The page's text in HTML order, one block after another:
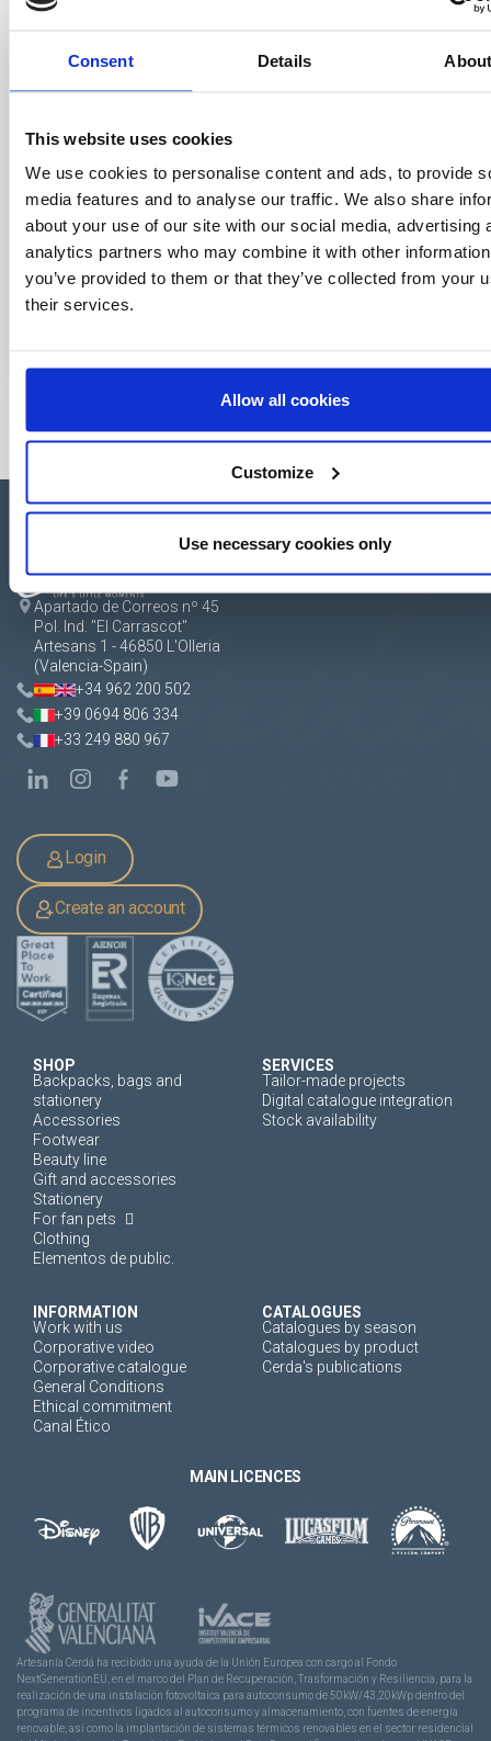
Consent Details About
This website uses cookies
We use cookies to personalise content and ads, to provide
media features and to analyse our traffic. We also share
about your use of our site with our social media, advertising
analytics partners who may combine it with other
you’ve provided to them or that they’ve collected from your
their services.
Allow all cookies
Customize
Use necessary cookies only
Apartado de Correos nº 45
Pol. Ind. "El Carrascot"
Artesans 1 - 46850 L'Olleria
(Valencia-Spain)
+34 962 200 502
+39 0694 806 334
+33 249 880 967
Login
Create an account
SHOP
Backpacks, bags and
stationery
Accessories
Footwear
Beauty line
Gift and accessories
Stationery
For fan pets
Clothing
Elementos de public.
SERVICES
Tailor-made projects
Digital catalogue integration
Stock availability
INFORMATION
Work with us
Corporative video
Corporative catalogue
General Conditions
Ethical commitment
Canal Ético
CATALOGUES
Catalogues by season
Catalogues by product
Cerda's publications
MAIN LICENCES
Artesanía Cerdá ha recibido una ayuda de la Unión Europea con cargo al Fondo
NextGenerationEU, en el marco del Plan de Recuperación, Trasformación y Resiliencia, para la
realización de una instalación fotovoltaica para autoconsumo de 50kW/43,20kWp dentro del
programa de incentivos ligados al autoconsumo y almacenamiento, con fuentes de energía
renovable, así como la implantación de sistemas térmicos renovables en el sector residencial